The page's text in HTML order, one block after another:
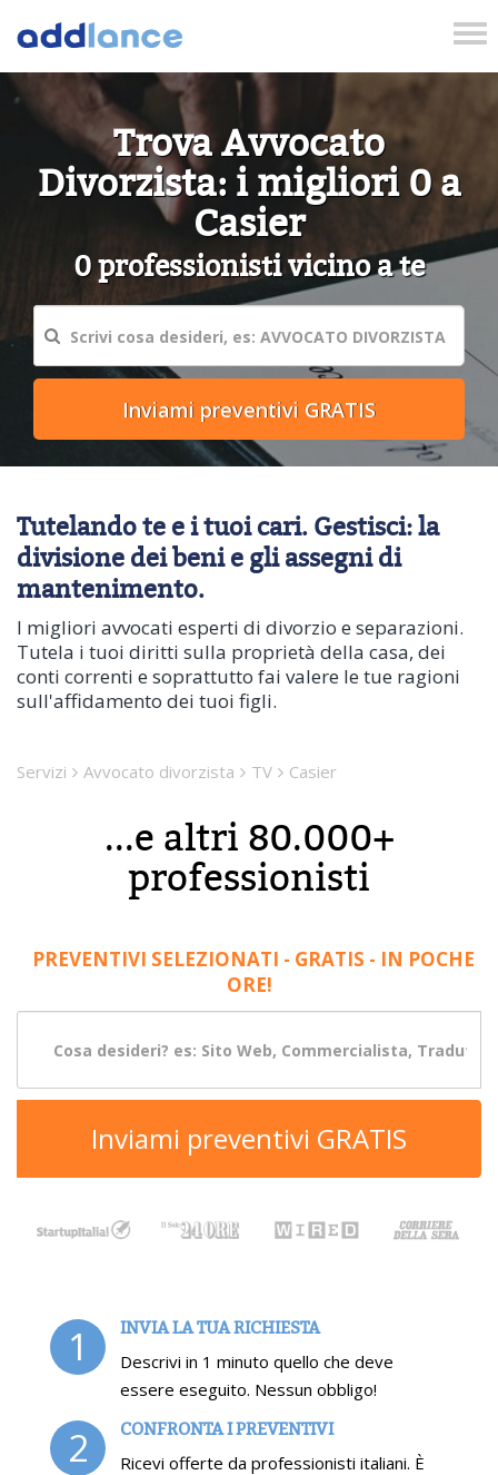
Trova Avvocato
Divorzista: i migliori 0 a
Casier
0 professionisti vicino a te
Tutelando te e i tuoi cari. Gestisci: la
divisione dei beni e gli assegni di
mantenimento.
I migliori avvocati esperti di divorzio e separazioni.
Tutela i tuoi diritti sulla proprietà della casa, dei
conti correnti e soprattutto fai valere le tue ragioni
sull'affidamento dei tuoi figli.
Servizi Avvocato divorzista TV Casier
...e altri 80.000+
professionisti
PREVENTIVI SELEZIONATI - GRATIS - IN POCHE
ORE!
Inviami preventivi GRATIS
1 INVIA LA TUA RICHIESTA
Descrivi in 1 minuto quello che deve
essere eseguito. Nessun obbligo!
2 CONFRONTA I PREVENTIVI
Ricevi offerte da professionisti italiani. È